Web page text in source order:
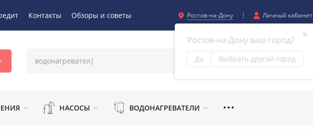
Контакты Обзоры и советы Ростов-на-Дону
✖
Ростов-на-Дону ваш город?
Да Выбрать другой город
Личный кабинет
НАСОСЫ ВОДОНАГРЕВАТЕЛИ